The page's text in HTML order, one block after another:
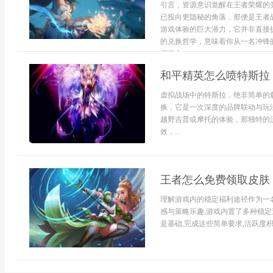
引言，资源意识觉醒在王者荣耀
已投向更隐秘的角落，那便是王
游戏体验的巨大潜力，它并非直
的兑换哲学，意味着你从一名冲
权衡之...
和平精英怎么喷特斯
虚拟战场中的特斯拉，绝非简单
换，它是一次深度的品牌联动与
越野吉普或摩托的体验，那独特
效，...
王者怎么免费领取皮
理解游戏内的稳定福利途径作为
感与策略乐趣,游戏内置了多种稳
是基础,完成这些简单要求,活跃度